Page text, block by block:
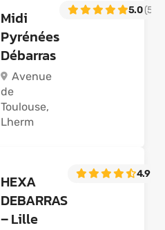
Midi
Pyrénées
Débarras
Avenue
de
Toulouse,
Lherm
5.0(50)
HEXA
DEBARRAS
– Lille
4.9